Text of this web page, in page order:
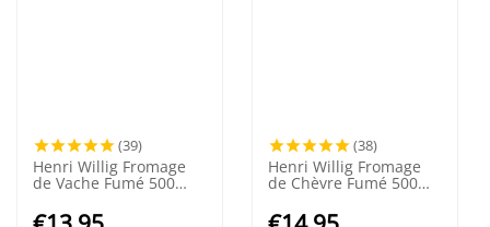
(39)
Henri Willig Fromage
de Vache Fumé 500
(38)
Henri Willig Fromage
de Chèvre Fumé 500